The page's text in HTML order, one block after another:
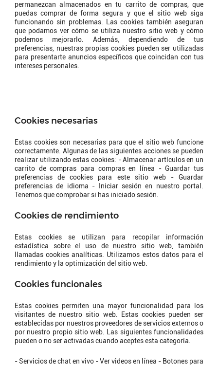
permanezcan almacenados en tu carrito de compras, que
puedas comprar de forma segura y que el sitio web siga
funcionando sin problemas. Las cookies también aseguran
que podamos ver cómo se utiliza nuestro sitio web y cómo
podemos mejorarlo. Además, dependiendo de tus
preferencias, nuestras propias cookies pueden ser utilizadas
para presentarte anuncios específicos que coincidan con tus
intereses personales.
Cookies necesarias
Estas cookies son necesarias para que el sitio web funcione
correctamente. Algunas de las siguientes acciones se pueden
realizar utilizando estas cookies: - Almacenar artículos en un
carrito de compras para compras en línea - Guardar tus
preferencias de cookies para este sitio web - Guardar
preferencias de idioma - Iniciar sesión en nuestro portal.
Tenemos que comprobar si has iniciado sesión.
Cookies de rendimiento
Estas cookies se utilizan para recopilar información
estadística sobre el uso de nuestro sitio web, también
llamadas cookies analíticas. Utilizamos estos datos para el
rendimiento y la optimización del sitio web.
Cookies funcionales
Estas cookies permiten una mayor funcionalidad para los
visitantes de nuestro sitio web. Estas cookies pueden ser
establecidas por nuestros proveedores de servicios externos o
por nuestro propio sitio web. Las siguientes funcionalidades
pueden o no ser activadas cuando aceptes esta categoría.
- Servicios de chat en vivo - Ver videos en línea - Botones para